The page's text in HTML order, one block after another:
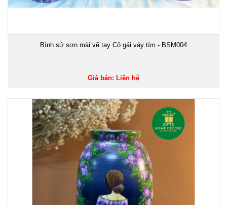
Bình sứ sơn mài vẽ tay Cô gái váy tím - BSM004
Giá bán: Liên hệ